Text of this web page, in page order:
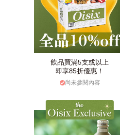
飲品買滿5支或以上
即享85折優惠！
尚未參閱內容